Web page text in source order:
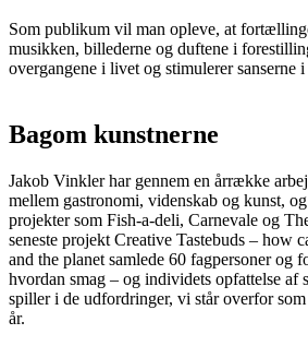
Som publikum vil man opleve, at
musikken, billederne og duftene i
overgangene i livet og stimulerer sanserne
Bagom kunstnerne
Jakob Vinkler har gennem en årrække
mellem gastronomi, videnskab og kunst,
projekter som Fish-a-deli, Carnevale og
seneste projekt Creative Tastebuds – how
and the planet samlede 60 fagpersoner og
hvordan smag – og individets opfattelse af
spiller i de udfordringer, vi står overfor
år.